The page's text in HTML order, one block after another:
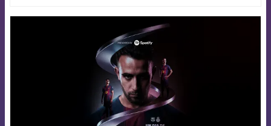
FCB Barcelona badge